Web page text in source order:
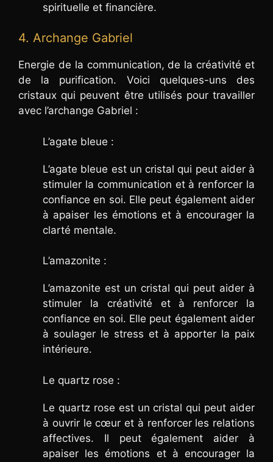
spirituelle et financière.
4. Archange Gabriel
Energie de la communication, de la créativité et
de la purification. Voici quelques-uns des
cristaux qui peuvent être utilisés pour travailler
avec l’archange Gabriel :
L’agate bleue :
L’agate bleue est un cristal qui peut aider à
stimuler la communication et à renforcer la
confiance en soi. Elle peut également aider
à apaiser les émotions et à encourager la
clarté mentale.
L’amazonite :
L’amazonite est un cristal qui peut aider à
stimuler la créativité et à renforcer la
confiance en soi. Elle peut également aider
à soulager le stress et à apporter la paix
intérieure.
Le quartz rose :
Le quartz rose est un cristal qui peut aider
à ouvrir le cœur et à renforcer les relations
affectives. Il peut également aider à
apaiser les émotions et à encourager la